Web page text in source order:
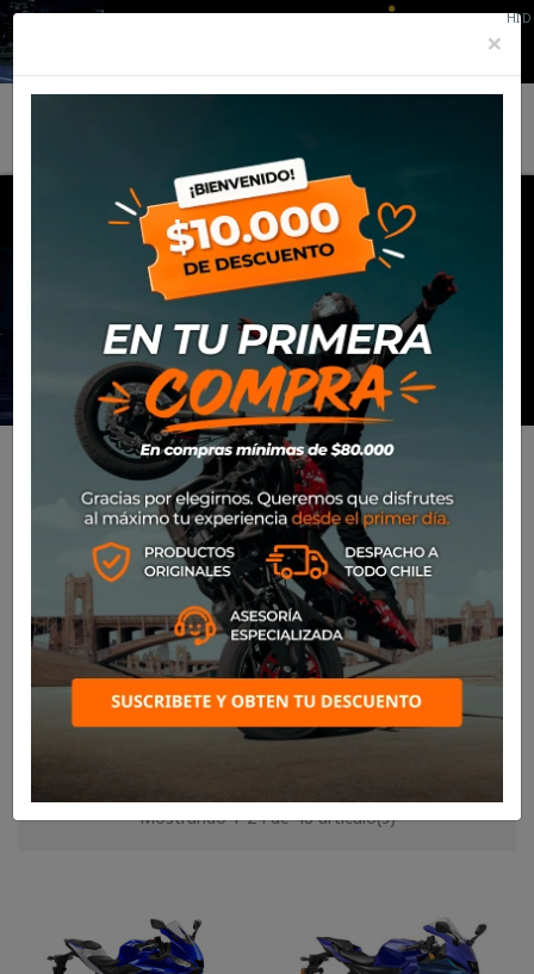
MENU
Productos Motos
MOTOS
Mostrando 1-24 de 48 artículo(s)
×